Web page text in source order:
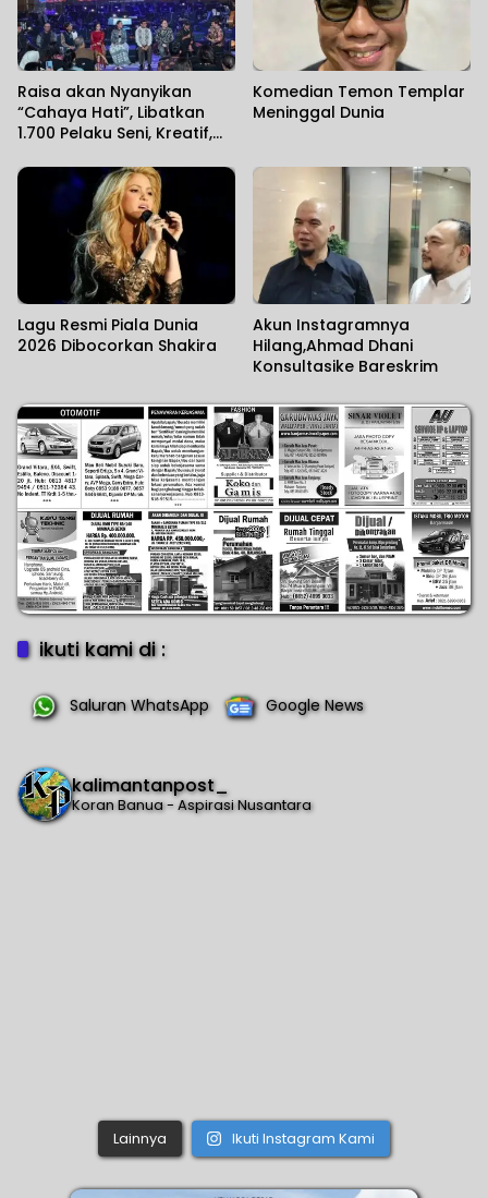
Raisa akan Nyanyikan
“Cahaya Hati”, Libatkan
1.700 Pelaku Seni, Kreatif,
Hikayat Srikandi Nusantara
Komedian Temon Templar
Meninggal Dunia
Lagu Resmi Piala Dunia
2026 Dibocorkan Shakira
Akun Instagramnya
Hilang,Ahmad Dhani
Konsultasike Bareskrim
ikuti kami di :
Saluran WhatsApp Google News
kalimantanpost_
Koran Banua - Aspirasi Nusantara
Lainnya Ikuti Instagram Kami